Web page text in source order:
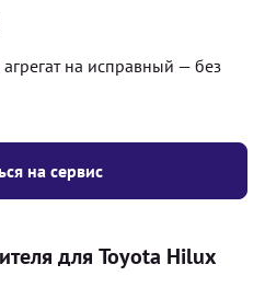
на сервис
на исправный — без
для Toyota Hilux